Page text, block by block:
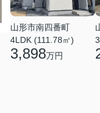
山形市南四番町
4LDK (111.78㎡)
3,898万円